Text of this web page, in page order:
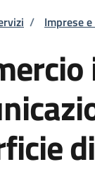
di
/ Imprese